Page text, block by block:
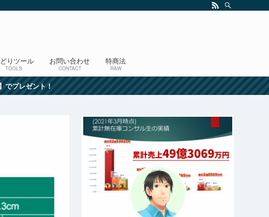
りツール
TOOLS
お問い合わせ
CONTACT
特商法
RAW
でプレゼント！